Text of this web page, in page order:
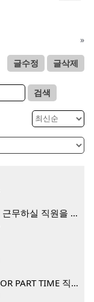
»
글수정 글삭제
검색
EGP(East Green Purchasing) Corp. 에서 근무하실 직원을 아래와 같이 모집합니다.
LYNNWOOD 지역 CPA 에서 FULL TIME OR PART TIME 직원을 찾습니다